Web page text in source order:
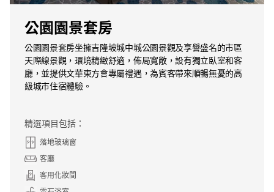
公園園景套房
公園園景套房坐擁吉隆坡城中城公園景觀及享譽盛名的市區
天際線景觀，環境精緻舒適，佈局寬敞，設有獨立臥室和客
廳，並提供文華東方會專屬禮遇，為賓客帶來順暢無憂的高
級城市住宿體驗。
精選項目包括：
落地玻璃窗
客廳
客用化妝間